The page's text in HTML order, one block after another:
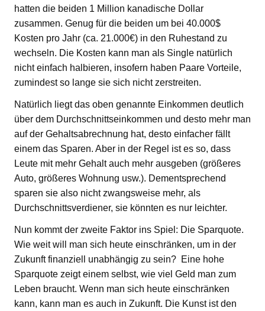
hatten die beiden 1 Million kanadische Dollar
zusammen. Genug für die beiden um bei 40.000$
Kosten pro Jahr (ca. 21.000€) in den Ruhestand zu
wechseln. Die Kosten kann man als Single natürlich
nicht einfach halbieren, insofern haben Paare Vorteile,
zumindest so lange sie sich nicht zerstreiten.
Natürlich liegt das oben genannte Einkommen deutlich
über dem Durchschnittseinkommen und desto mehr man
auf der Gehaltsabrechnung hat, desto einfacher fällt
einem das Sparen. Aber in der Regel ist es so, dass
Leute mit mehr Gehalt auch mehr ausgeben (größeres
Auto, größeres Wohnung usw.). Dementsprechend
sparen sie also nicht zwangsweise mehr, als
Durchschnittsverdiener, sie könnten es nur leichter.
Nun kommt der zweite Faktor ins Spiel: Die Sparquote.
Wie weit will man sich heute einschränken, um in der
Zukunft finanziell unabhängig zu sein? Eine hohe
Sparquote zeigt einem selbst, wie viel Geld man zum
Leben braucht. Wenn man sich heute einschränken
kann, kann man es auch in Zukunft. Die Kunst ist den